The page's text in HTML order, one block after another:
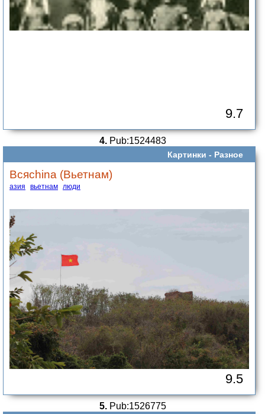
9.7
4.Pub:1524483
Картинки - Разное
Всяchina (Вьетнам)
азия вьетнам люди
9.5
5.Pub:1526775